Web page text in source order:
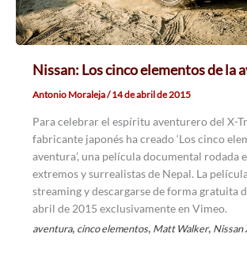
Nissan: Los cinco elementos de la
Antonio Moraleja/14 de abril de 2015
Para celebrar el espíritu aventurero del X-
fabricante japonés ha creado ‘Los cinco
aventura’, una película documental rodada
extremos y surrealistas de Nepal. La
streaming y descargarse de forma gratuita
abril de 2015 exclusivamente en Vimeo.
aventura, cinco elementos, Matt Walker, Nissan